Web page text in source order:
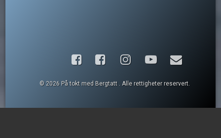
FacebookInstagram
YouTubeE-post
© 2026 På tokt med Bergtatt . Alle rettigheter reservert.